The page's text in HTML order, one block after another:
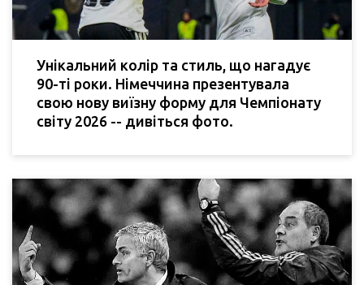
Унікальний колір та стиль, що нагадує
90-ті роки. Німеччина презентувала
свою нову виїзну форму для Чемпіонату
світу 2026 -- дивіться фото.